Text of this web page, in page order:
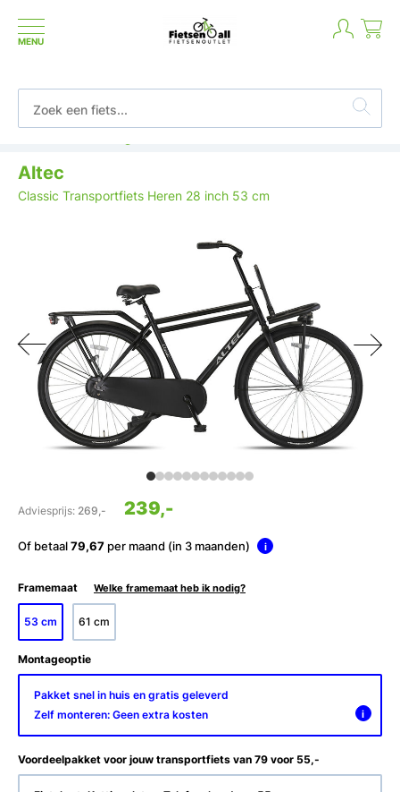
MENU
Altec
Classic Transportfiets Heren 28 inch 53 cm
Adviesprijs: 269,- 239,-
Of betaal79,67 per maand (in 3 maanden) i
Framemaat Welke framemaat heb ik nodig?
53 cm 61 cm
Montageoptie
Pakket snel in huis en gratis geleverd
Zelf monteren: Geen extra kosten
i
Voordeelpakket voor jouw transportfiets van 79 voor 55,-